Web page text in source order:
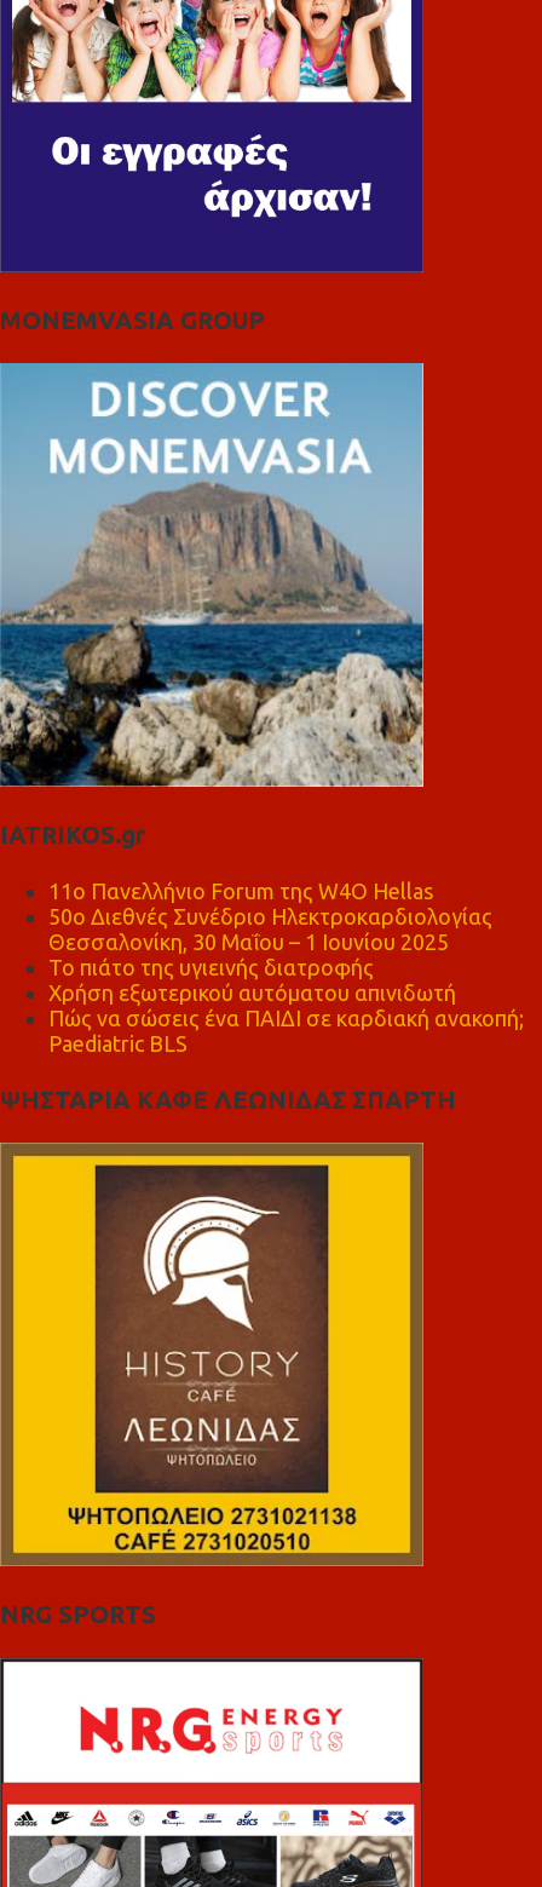
MONEMVASIA GROUP
IATRIKOS.gr
11ο Πανελλήνιο Forum της W4O Hellas
50ο Διεθνές Συνέδριο Ηλεκτροκαρδιολογίας
Θεσσαλονίκη, 30 Μαΐου – 1 Ιουνίου 2025
Το πιάτο της υγιεινής διατροφής
Χρήση εξωτερικού αυτόματου απινιδωτή
Πώς να σώσεις ένα ΠΑΙΔΙ σε καρδιακή ανακοπή;
Paediatric BLS
ΨΗΣΤΑΡΙΑ ΚΑΦΕ ΛΕΩΝΙΔΑΣ ΣΠΑΡΤΗ
NRG SPORTS